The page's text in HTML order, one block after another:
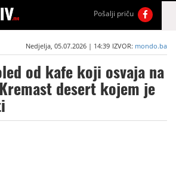
Pošalji priču
Nedjelja, 05.07.2026 | 14:39 IZVOR: mondo.ba
od kafe koji osvaja na
desert kojem je